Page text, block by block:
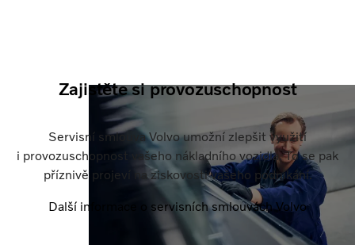
Zajistěte si provozuschopnost
Servisní smlouva Volvo umožní zlepšit využití
i provozuschopnost vašeho nákladního vozidla. To se pak
příznivě projeví na ziskovosti vašeho podnikání.
Další informace o servisních smlouvách Volvo